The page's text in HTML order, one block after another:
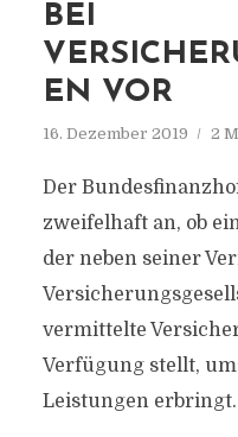
BEI
EN VOR
16. Dezember 2019 2
Der
zweifelhaft an, ob
der neben seiner
vermittelte
Verfügung stellt,
Leistungen erbringt.